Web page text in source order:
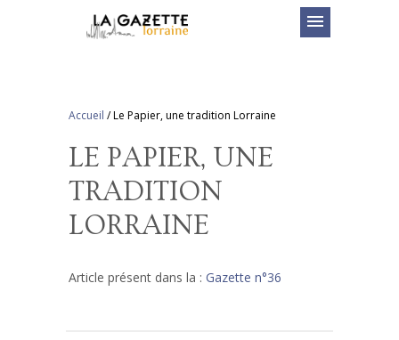
menu
Accueil /Le Papier, une tradition Lorraine
LE PAPIER, UNE
TRADITION
LORRAINE
Article présent dans la : Gazette n°36